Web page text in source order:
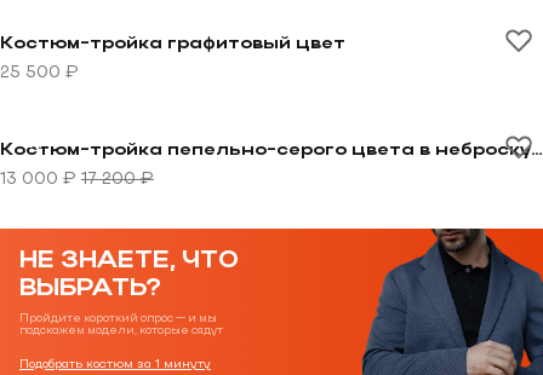
Перейти к товару Костюм-тройка графитовый цвет
Костюм-тройка графитовый цвет
25 500 ₽
Перейти к товару Костюм-тройка пепельно-серого
-24%
Костюм-тройка пепельно-серого цвета в неброскую клетку
13 000 ₽ 17 200 ₽
НЕ ЗНАЕТЕ, ЧТО
ВЫБРАТЬ?
Пройдите короткий опрос — и мы
подскажем модели, которые сядут
Подобрать костюм за 1 минуту